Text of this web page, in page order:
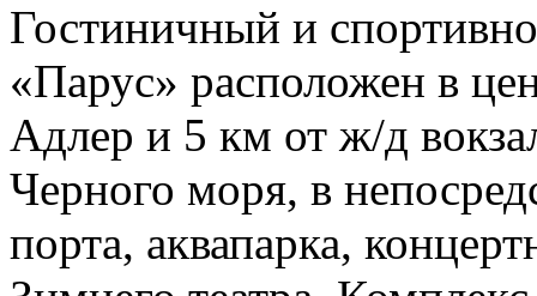
Гостиничный и
«Парус» расположен в
Адлер и 5 км от ж/д
Черного моря, в
порта, аквапарка,